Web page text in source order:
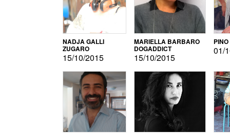
NADJA GALLI
ZUGARO
15/10/2015
MARIELLA BARBARO
DOGADDICT
15/10/2015
01/